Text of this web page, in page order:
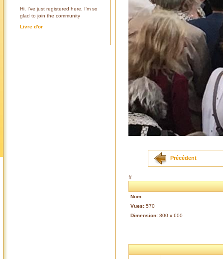
Hi, I've just registered here, I'm so
glad to join the community
Livre d'or
Précédent
#
Nom:
Vues: 570
Dimension: 800 x 600